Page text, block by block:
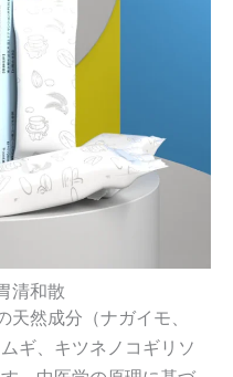
清和散
然成分（ナガイモ、
ギ、キツネノコギリソ